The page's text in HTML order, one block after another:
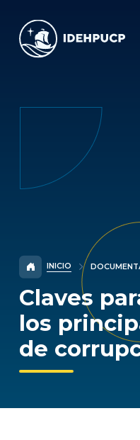
IDEHPUCP
INICIO
Claves
los
de